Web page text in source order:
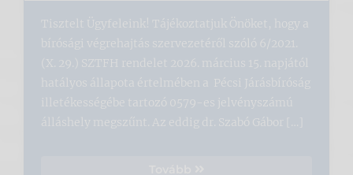
Tisztelt Ügyfeleink! Tájékoztatjuk Önöket, hogy a
bírósági végrehajtás szervezetéről szóló 6/2021.
(X. 29.) SZTFH rendelet 2026. március 15. napjától
hatályos állapota értelmében a Pécsi Járásbíróság
illetékességébe tartozó 0579-es jelvényszámú
álláshely megszűnt. Az eddig dr. Szabó Gábor […]